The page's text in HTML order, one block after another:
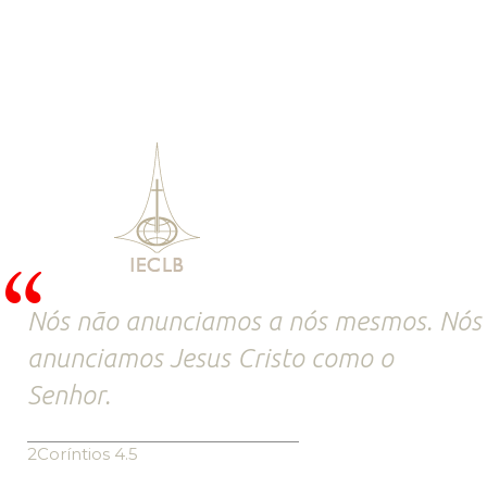
Nós não anunciamos a nós mesmos. Nós
anunciamos Jesus Cristo como o
Senhor.
2Coríntios 4.5